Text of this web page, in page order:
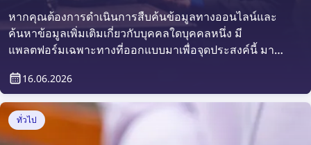
หากคุณต้องการดำเนินการสืบค้นข้อมูลทางออนไลน์และ
ค้นหาข้อมูลเพิ่มเติมเกี่ยวกับบุคคลใดบุคคลหนึ่ง มี
แพลตฟอร์มเฉพาะทางที่ออกแบบมาเพื่อจุดประสงค์นี้ มาดู
ออนไลน์
16.06.2026
ทั่วไป